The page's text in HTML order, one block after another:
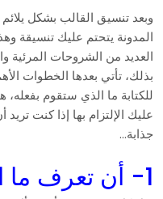
وبعد تنسيق القالب بشكل
المدونة يتحتم عليك تنسيقة
العديد من الشروحات
بذلك، تأتي بعدها الخطوات
للكتابة ما الذي ستقوم
عليك الإلتزام بها إذا كنت
جذابة…
1- أن تعرف ما الذي تريده